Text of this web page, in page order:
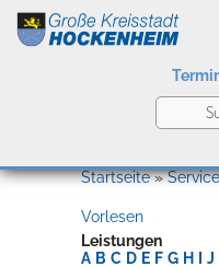
Kultur
Startseite»Service
Vorlesen
Leistungen
A B C D E F G H J